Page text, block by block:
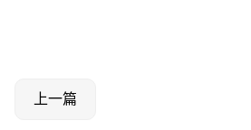
上一篇